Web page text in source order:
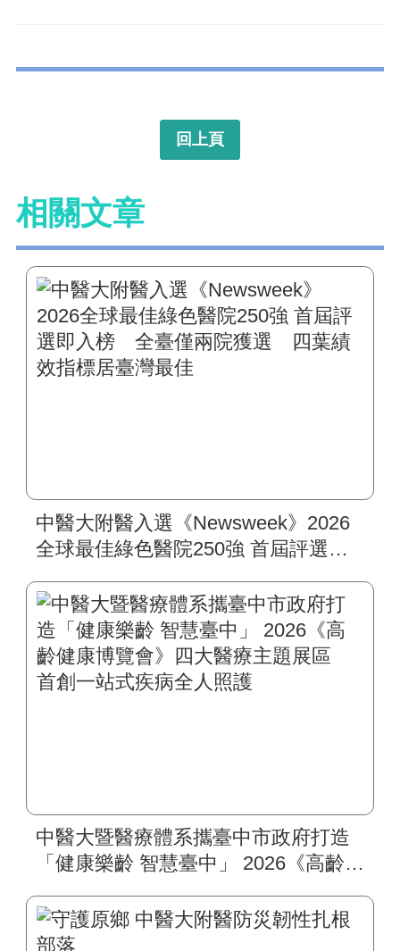
回上頁
相關文章
中醫大附醫入選《Newsweek》2026
全球最佳綠色醫院250強 首屆評選即
標居臺灣最佳
中醫大暨醫療體系攜臺中市政府打造
「健康樂齡 智慧臺中」 2026《高齡健
一站式疾病全人照護